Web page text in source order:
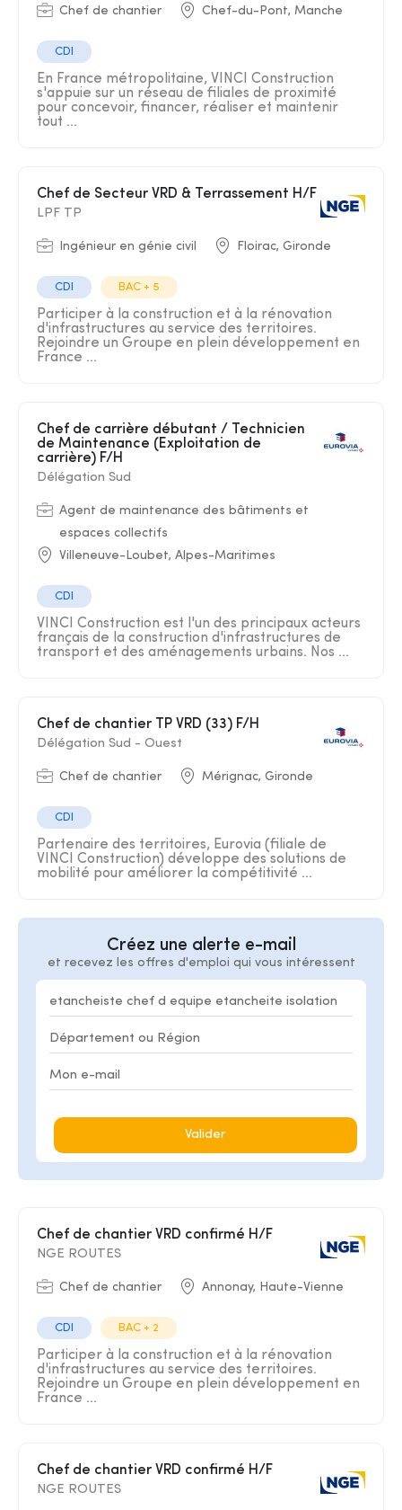
Chef de chantier Chef-du-Pont, Manche
CDI
En France métropolitaine, VINCI Construction
s'appuie sur un réseau de filiales de proximité
pour concevoir, financer, réaliser et maintenir
tout ...
Chef de Secteur VRD & Terrassement H/F
LPF TP
Ingénieur en génie civil Floirac, Gironde
CDI BAC + 5
Participer à la construction et à la rénovation
d'infrastructures au service des territoires.
Rejoindre un Groupe en plein développement en
France ...
Chef de carrière débutant / Technicien
de Maintenance (Exploitation de
carrière) F/H
Délégation Sud
Agent de maintenance des bâtiments et
espaces collectifs
Villeneuve-Loubet, Alpes-Maritimes
CDI
VINCI Construction est l'un des principaux acteurs
français de la construction d'infrastructures de
transport et des aménagements urbains. Nos ...
Chef de chantier TP VRD (33) F/H
Délégation Sud - Ouest
Chef de chantier Mérignac, Gironde
CDI
Partenaire des territoires, Eurovia (filiale de
VINCI Construction) développe des solutions de
mobilité pour améliorer la compétitivité ...
Créez une alerte e-mail
et recevez les offres d'emploi qui vous intéressent
Valider
Chef de chantier VRD confirmé H/F
NGE ROUTES
Chef de chantier Annonay, Haute-Vienne
CDI BAC + 2
Participer à la construction et à la rénovation
d'infrastructures au service des territoires.
Rejoindre un Groupe en plein développement en
France ...
Chef de chantier VRD confirmé H/F
NGE ROUTES